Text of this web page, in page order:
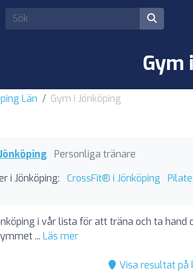
Gym
Län Gym i Jönköping
Personliga tränare
i Jönköping:
CrossFit® i Jönköping
i vår lista för att träna och ta
... Läs mer
Visa resultat på